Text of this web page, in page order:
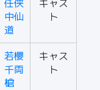
任侠
中仙
道
キャス
ト
若櫻
千両
槍
キャス
ト